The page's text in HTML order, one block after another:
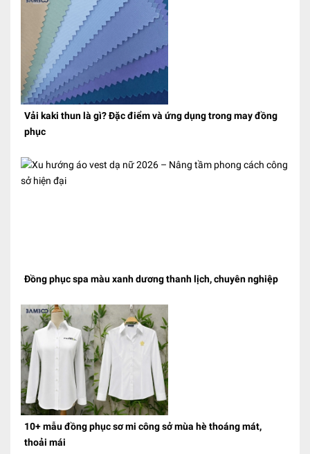
Vải kaki thun là gì? Đặc điểm và ứng dụng trong may đồng
phục
Đồng phục spa màu xanh dương thanh lịch, chuyên nghiệp
10+ mẫu đồng phục sơ mi công sở mùa hè thoáng mát,
thoải mái